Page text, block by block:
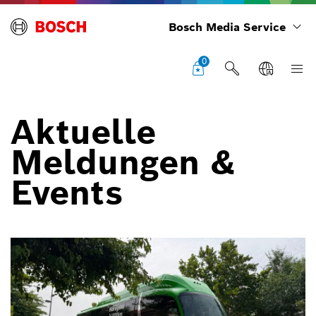
Bosch Media Service
0
Aktuelle
Meldungen &
Events